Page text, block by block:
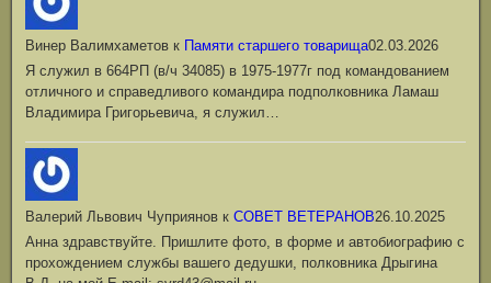
Винер Валимхаметов к Памяти старшего товарища02.03.2026
Я служил в 664РП (в/ч 34085) в 1975-1977г под командованием
отличного и справедливого командира подполковника Ламаш
Владимира Григорьевича, я служил…
Валерий Львович Чуприянов к СОВЕТ ВЕТЕРАНОВ26.10.2025
Анна здравствуйте. Пришлите фото, в форме и автобиографию с
прохождением службы вашего дедушки, полковника Дрыгина